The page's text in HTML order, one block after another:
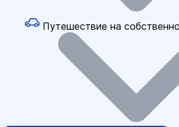
Путешествие на